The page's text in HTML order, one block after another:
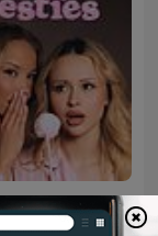
besties